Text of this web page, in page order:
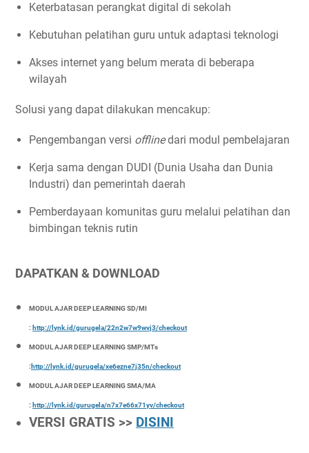
Keterbatasan perangkat digital di sekolah
Kebutuhan pelatihan guru untuk adaptasi teknologi
Akses internet yang belum merata di beberapa
wilayah
Solusi yang dapat dilakukan mencakup:
Pengembangan versi offlinedari modul pembelajaran
Kerja sama dengan DUDI (Dunia Usaha dan Dunia
Industri) dan pemerintah daerah
Pemberdayaan komunitas guru melalui pelatihan dan
bimbingan teknis rutin
DAPATKAN & DOWNLOAD
MODUL AJAR DEEP LEARNING SD/MI
: http://lynk.id/gurugela/22n2w7w9wvj3/checkout
MODUL AJAR DEEP LEARNING SMP/MTs
: http://lynk.id/gurugela/xe6ezne7j35n/checkout
MODUL AJAR DEEP LEARNING SMA/MA
: http://lynk.id/gurugela/n7x7e66x71yv/checkout
VERSI GRATIS >> DISINI